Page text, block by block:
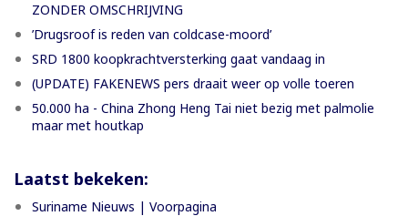
ZONDER OMSCHRIJVING
’Drugsroof is reden van coldcase-moord’
SRD 1800 koopkrachtversterking gaat vandaag in
(UPDATE) FAKENEWS pers draait weer op volle toeren
50.000 ha - China Zhong Heng Tai niet bezig met palmolie
maar met houtkap
Laatst bekeken:
Suriname Nieuws | Voorpagina